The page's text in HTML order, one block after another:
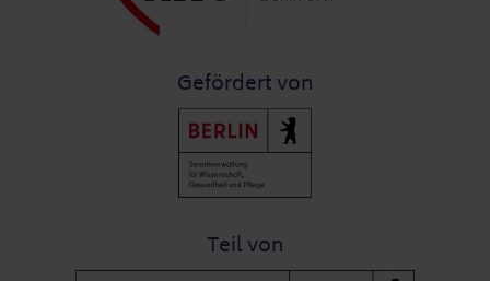
Gefördert von
Teil von